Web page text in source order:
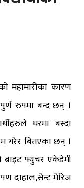
महामारीका कारण
रुपमा बन्द छन् ।
घरमा बस्दा
गरेर बितएका छन् ।
ब्राइट फ्युचर एकेडेमी
दाहाल,सेन्ट मेरिज